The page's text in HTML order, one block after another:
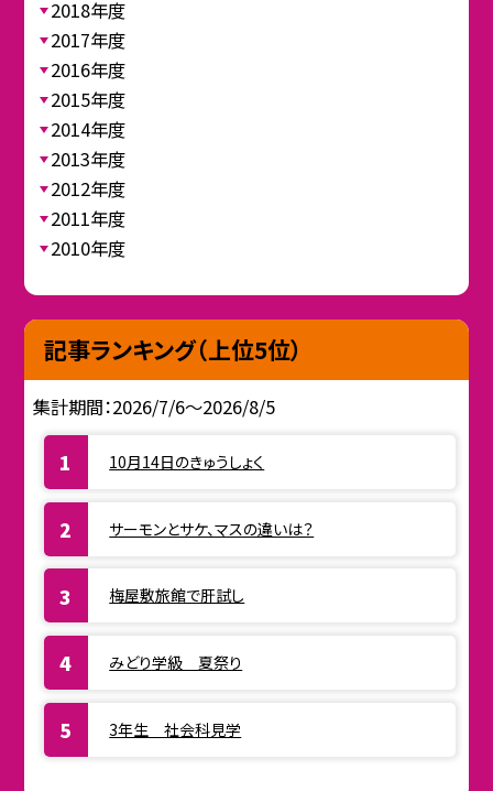
2018年度
2017年度
2016年度
2015年度
2014年度
2013年度
2012年度
2011年度
2010年度
記事ランキング（上位5位）
集計期間：2026/7/6～2026/8/5
10月14日のきゅうしょく
サーモンとサケ、マスの違いは？
梅屋敷旅館で肝試し
みどり学級 夏祭り
3年生 社会科見学